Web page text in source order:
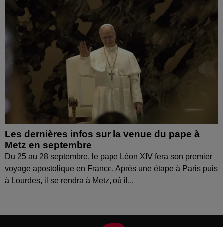
Les dernières infos sur la venue du pape à
Metz en septembre
Du 25 au 28 septembre, le pape Léon XIV fera son premier
voyage apostolique en France. Après une étape à Paris puis
à Lourdes, il se rendra à Metz, où il...